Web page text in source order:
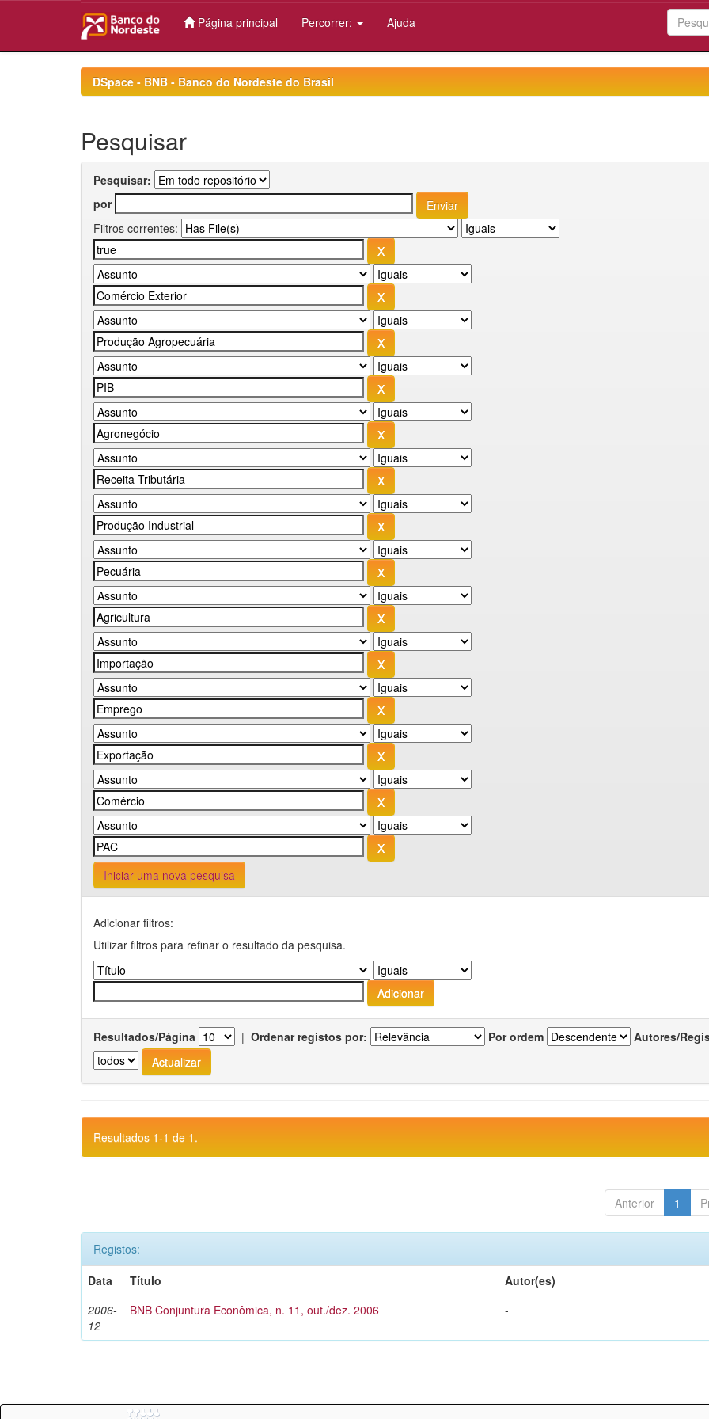
Página principal Percorrer: Ajuda
DSpace - BNB - Banco do Nordeste do Brasil
Pesquisar
Pesquisar:
por
Filtros correntes:
Iniciar uma nova pesquisa
Adicionar filtros:
Utilizar filtros para refinar o resultado da pesquisa.
Resultados/Página | Ordenar registos por: Por ordem Autores/
Resultados 1-1 de 1.
Anterior 1
Registos:
Data
Título
Autor(es)
2006-
12
BNB Conjuntura Econômica, n. 11, out./dez. 2006 -